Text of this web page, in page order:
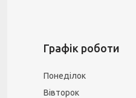
Графік роботи
Понеділок
Вівторок